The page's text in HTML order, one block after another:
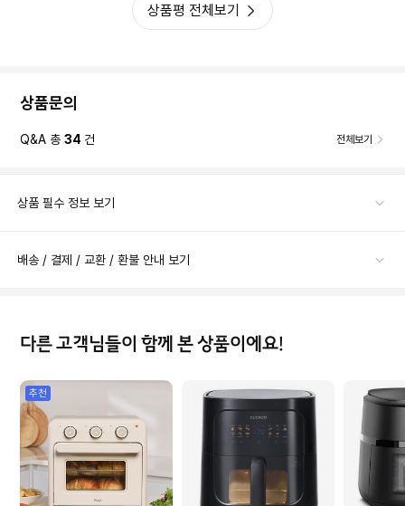
상품평 전체보기
상품문의
Q&A 총 34 건 전체보기
상품 필수 정보 보기
배송 / 결제 / 교환 / 환불 안내 보기
다른 고객님들이 함께 본 상품이에요!
추천